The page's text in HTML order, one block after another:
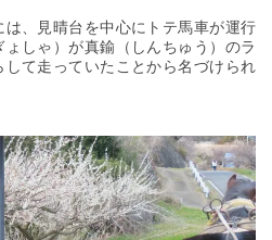
は、見晴台を中心にトテ馬車が運行
しゃ）が真鍮（しんちゅう）のラ
て走っていたことから名づけられ